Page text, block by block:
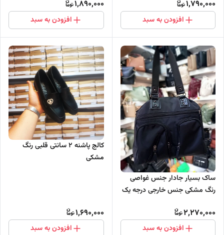
1,790,000
افزودن به سبد
1,890,000
افزودن به سبد
ساک بسیار جادار جنس غواصی
رنگ مشکی جنس خارجی درجه یک
2,270,000
افزودن به سبد
کالج پاشنه 2 سانتی قلبی رنگ
مشکی
1,690,000
افزودن به سبد